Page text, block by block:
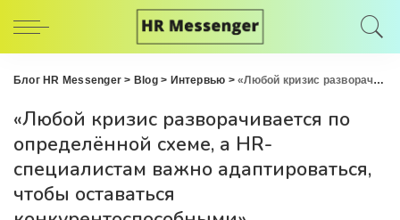
Блог HR Messenger > Blog> Интервью >«Любой кризис разворачивается по определённой схеме, а HR-специалистам важно адаптироваться, чтобы оставаться конкурентоспособными»
«Любой кризис разворачивается по
определённой схеме, а HR-
специалистам важно адаптироваться,
чтобы оставаться